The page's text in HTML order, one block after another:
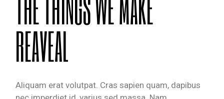
REAVEAL
Aliquam erat volutpat. Cras sapien quam, dapibus